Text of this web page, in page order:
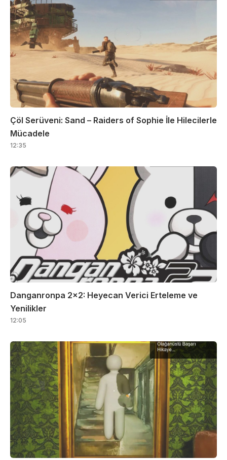
Çöl Serüveni: Sand – Raiders of Sophie İle Hilecilerle
Mücadele
12:35
Danganronpa 2×2: Heyecan Verici Erteleme ve
Yenilikler
12:05